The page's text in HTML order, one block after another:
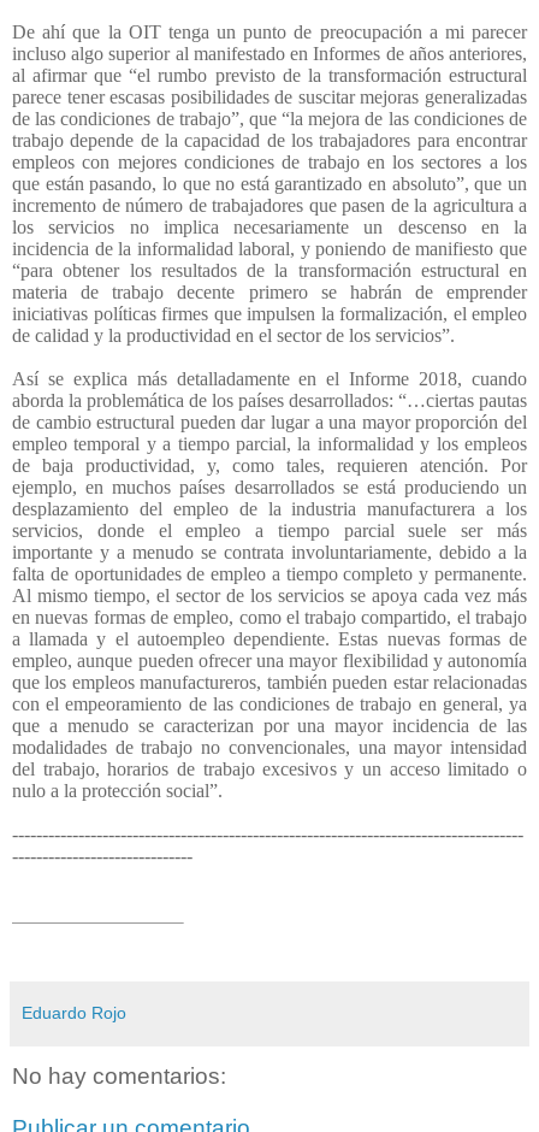
De ahí que la OIT tenga un punto de preocupación a mi parecer
incluso algo superior al manifestado en Informes de años anteriores,
al afirmar que “el rumbo previsto de la transformación estructural
parece tener escasas posibilidades de suscitar mejoras generalizadas
de las condiciones de trabajo”, que “la mejora de las condiciones de
trabajo depende de la capacidad de los trabajadores para encontrar
empleos con mejores condiciones de trabajo en los sectores a los
que están pasando, lo que no está garantizado en absoluto”, que un
incremento de número de trabajadores que pasen de la agricultura a
los servicios no implica necesariamente un descenso en la
incidencia de la informalidad laboral, y poniendo de manifiesto que
“para obtener los resultados de la transformación estructural en
materia de trabajo decente primero se habrán de emprender
iniciativas políticas firmes que impulsen la formalización, el empleo
de calidad y la productividad en el sector de los servicios”.
Así se explica más detalladamente en el Informe 2018, cuando
aborda la problemática de los países desarrollados: “…ciertas pautas
de cambio estructural pueden dar lugar a una mayor proporción del
empleo temporal y a tiempo parcial, la informalidad y los empleos
de baja productividad, y, como tales, requieren atención. Por
ejemplo, en muchos países desarrollados se está produciendo un
desplazamiento del empleo de la industria manufacturera a los
servicios, donde el empleo a tiempo parcial suele ser más
importante y a menudo se contrata involuntariamente, debido a la
falta de oportunidades de empleo a tiempo completo y permanente.
Al mismo tiempo, el sector de los servicios se apoya cada vez más
en nuevas formas de empleo, como el trabajo compartido, el trabajo
a llamada y el autoempleo dependiente. Estas nuevas formas de
empleo, aunque pueden ofrecer una mayor flexibilidad y autonomía
que los empleos manufactureros, también pueden estar relacionadas
con el empeoramiento de las condiciones de trabajo en general, ya
que a menudo se caracterizan por una mayor incidencia de las
modalidades de trabajo no convencionales, una mayor intensidad
del trabajo, horarios de trabajo excesivos y un acceso limitado o
nulo a la protección social”.
-------------------------------------------------------------------------------------
------------------------------
Eduardo Rojo
No hay comentarios: